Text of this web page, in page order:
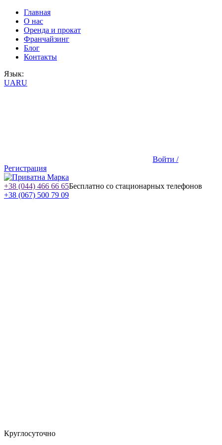
Главная
О нас
Оренда и прокат
Франчайзинг
Блог
Контакты
Язык:
UARU
Войти /
Регистрация
+38 (044) 466 66 65Бесплатно со стационарных телефонов
+38 (067) 500 79 09
Круглосуточно